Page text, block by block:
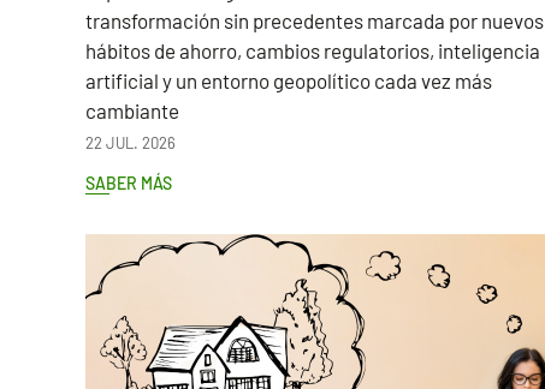
transformación sin precedentes marcada por nuevos
hábitos de ahorro, cambios regulatorios, inteligencia
artificial y un entorno geopolítico cada vez más
cambiante
22 JUL. 2026
SABER MÁS